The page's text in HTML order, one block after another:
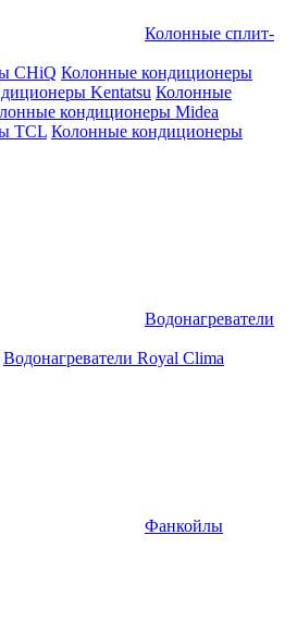
Колонные сплит-
CHiQ Колонные кондиционеры
Kentatsu Колонные
кондиционеры Midea
TCL Колонные кондиционеры
Водонагреватели
Водонагреватели Royal Clima
Фанкойлы